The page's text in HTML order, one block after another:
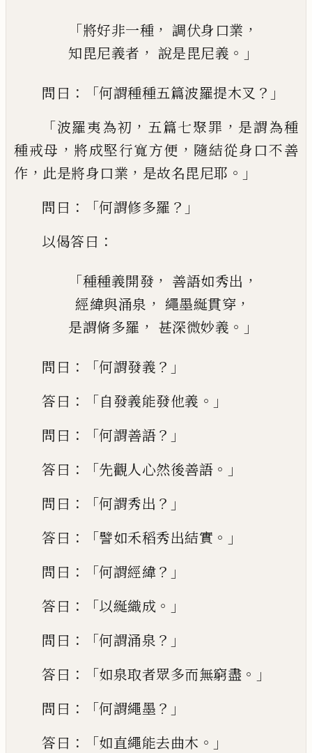
「將好非一種 ， 調伏身口業 ，
知毘尼義者 ， 說是毘尼義 。」
問曰 ：「何謂種種五篇波羅提木叉 ？」
「波羅夷為初 ， 五篇七聚罪 ， 是謂為種
種戒母 ， 將成堅行寬方便 ， 隨結從身口不善
作 ， 此是將身口業 ， 是故名毘尼耶 。」
問曰 ：「何謂修多羅 ？」
以偈答曰 ：
「種種義開發 ， 善語如秀出 ，
經緯與涌泉 ， 繩墨綖貫穿 ，
是謂脩多羅 ， 甚深微妙義 。」
問曰 ：「何謂發義 ？」
答曰 ：「自發義能發他義 。」
問曰 ：「何謂善語？」
答曰 ：「先觀人心然後善語 。」
問曰 ：「何謂秀出 ？」
答曰 ：「譬如禾稻秀出結實 。」
問曰 ：「何謂經緯？」
答曰 ：「以綖織成 。」
問曰 ：「何謂涌泉 ？」
答曰 ：「如泉取者眾多而無窮盡 。」
問曰 ： 「何謂繩墨 ？」
答曰 ：「如直繩能去曲木 。」